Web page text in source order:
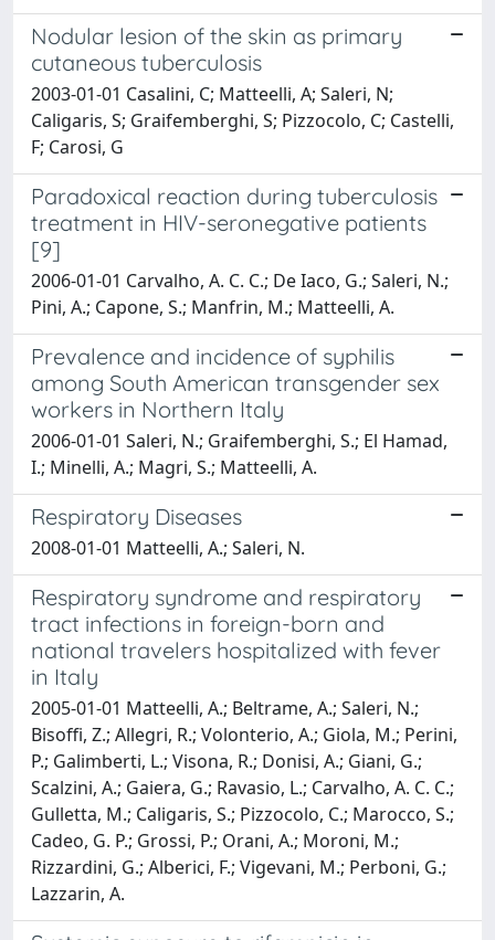
Nodular lesion of the skin as primary
cutaneous tuberculosis
2003-01-01 Casalini, C; Matteelli, A; Saleri, N;
Caligaris, S; Graifemberghi, S; Pizzocolo, C; Castelli,
F; Carosi, G
Paradoxical reaction during tuberculosis
treatment in HIV-seronegative patients
[9]
2006-01-01 Carvalho, A. C. C.; De Iaco, G.; Saleri, N.;
Pini, A.; Capone, S.; Manfrin, M.; Matteelli, A.
Prevalence and incidence of syphilis
among South American transgender sex
workers in Northern Italy
2006-01-01 Saleri, N.; Graifemberghi, S.; El Hamad,
I.; Minelli, A.; Magri, S.; Matteelli, A.
Respiratory Diseases
2008-01-01 Matteelli, A.; Saleri, N.
Respiratory syndrome and respiratory
tract infections in foreign-born and
national travelers hospitalized with fever
in Italy
2005-01-01 Matteelli, A.; Beltrame, A.; Saleri, N.;
Bisoffi, Z.; Allegri, R.; Volonterio, A.; Giola, M.; Perini,
P.; Galimberti, L.; Visona, R.; Donisi, A.; Giani, G.;
Scalzini, A.; Gaiera, G.; Ravasio, L.; Carvalho, A. C. C.;
Gulletta, M.; Caligaris, S.; Pizzocolo, C.; Marocco, S.;
Cadeo, G. P.; Grossi, P.; Orani, A.; Moroni, M.;
Rizzardini, G.; Alberici, F.; Vigevani, M.; Perboni, G.;
Lazzarin, A.